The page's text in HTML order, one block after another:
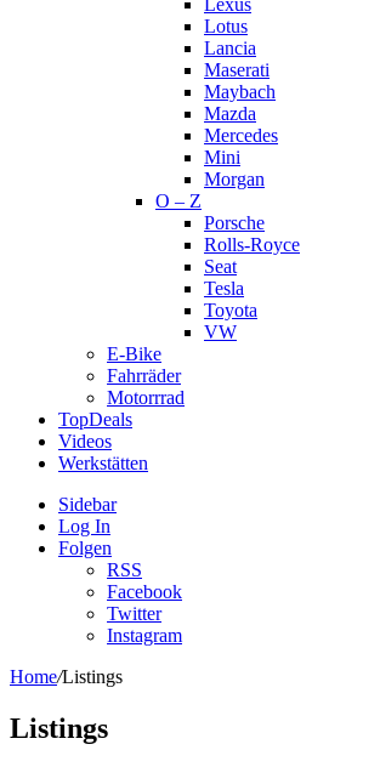
Lexus
Lotus
Lancia
Maserati
Maybach
Mazda
Mercedes
Mini
Morgan
O – Z
Porsche
Rolls-Royce
Seat
Tesla
Toyota
VW
E-Bike
Fahrräder
Motorrrad
TopDeals
Videos
Werkstätten
Sidebar
Log In
Folgen
RSS
Facebook
Twitter
Instagram
Home/Listings
Listings